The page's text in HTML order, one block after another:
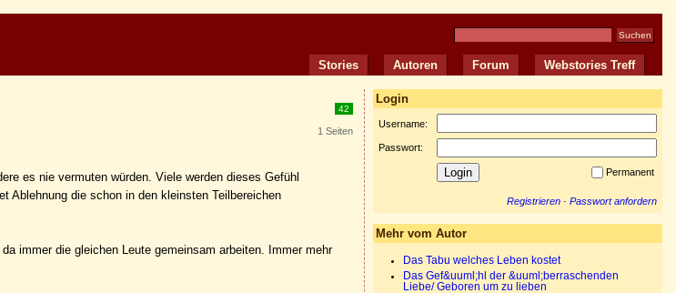
Stories Autoren Forum Webstories Treff
42
1 Seiten
es nie vermuten würden. Viele werden dieses Gefühl
Ablehnung die schon in den kleinsten Teilbereichen
immer die gleichen Leute gemeinsam arbeiten. Immer mehr
Login
Username:
Passwort:
Permanent
Registrieren · Passwort anfordern
Mehr vom Autor
Das Tabu welches Leben kostet
Das Gef&uuml;hl der &uuml;berraschenden
Liebe/ Geboren um zu lieben